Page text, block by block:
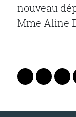
nouveau
Mme Aline
Lien vers le
Lien